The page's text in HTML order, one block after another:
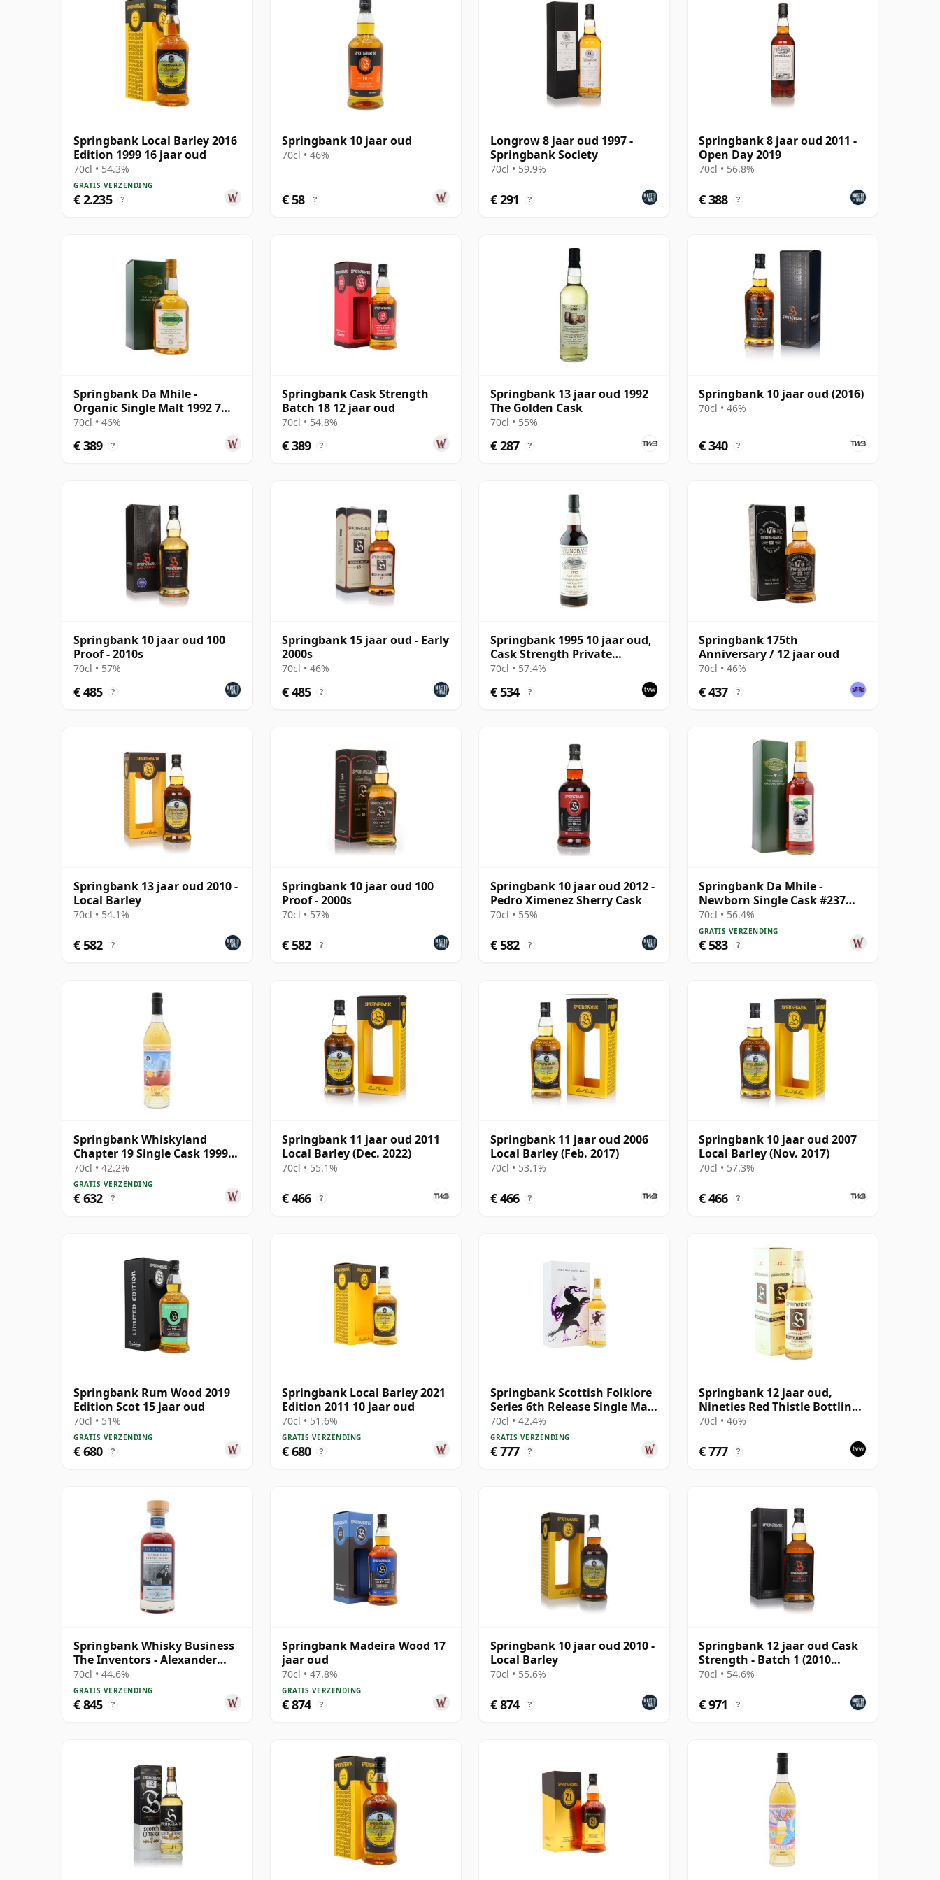
Springbank Local Barley 2016
Edition 1999 16 jaar oud
70cl • 54.3%
GRATIS VERZENDING
€ 2.235 ?
Springbank 10 jaar oud
70cl • 46%
€ 58 ?
Longrow 8 jaar oud 1997 -
Springbank Society
70cl • 59.9%
€ 291 ?
Springbank 8 jaar oud 2011 -
Open Day 2019
70cl • 56.8%
€ 388 ?
Springbank Da Mhile -
Organic Single Malt 1992 7
jaar oud
70cl • 46%
€ 389 ?
Springbank Cask Strength
Batch 18 12 jaar oud
70cl • 54.8%
€ 389 ?
Springbank 13 jaar oud 1992
The Golden Cask
70cl • 55%
€ 287 ?
Springbank 10 jaar oud (2016)
70cl • 46%
€ 340 ?
Springbank 10 jaar oud 100
Proof - 2010s
70cl • 57%
€ 485 ?
Springbank 15 jaar oud - Early
2000s
70cl • 46%
€ 485 ?
Springbank 1995 10 jaar oud,
Cask Strength Private
Bottling - Port Cask #446
70cl • 57.4%
€ 534 ?
Springbank 175th
Anniversary / 12 jaar oud
70cl • 46%
€ 437 ?
Springbank 13 jaar oud 2010 -
Local Barley
70cl • 54.1%
€ 582 ?
Springbank 10 jaar oud 100
Proof - 2000s
70cl • 57%
€ 582 ?
Springbank 10 jaar oud 2012 -
Pedro Ximenez Sherry Cask
70cl • 55%
€ 582 ?
Springbank Da Mhile -
Newborn Single Cask #237
1992 15 jaar oud
70cl • 56.4%
GRATIS VERZENDING
€ 583 ?
Springbank Whiskyland
Chapter 19 Single Cask 1999
25 jaar oud
70cl • 42.2%
GRATIS VERZENDING
€ 632 ?
Springbank 11 jaar oud 2011
Local Barley (Dec. 2022)
70cl • 55.1%
€ 466 ?
Springbank 11 jaar oud 2006
Local Barley (Feb. 2017)
70cl • 53.1%
€ 466 ?
Springbank 10 jaar oud 2007
Local Barley (Nov. 2017)
70cl • 57.3%
€ 466 ?
Springbank Rum Wood 2019
Edition Scot 15 jaar oud
70cl • 51%
GRATIS VERZENDING
€ 680 ?
Springbank Local Barley 2021
Edition 2011 10 jaar oud
70cl • 51.6%
GRATIS VERZENDING
€ 680 ?
Springbank Scottish Folklore
Series 6th Release Single Malt
S 2000 21 jaar oud
70cl • 42.4%
GRATIS VERZENDING
€ 777 ?
Springbank 12 jaar oud,
Nineties Red Thistle Bottling
with Box
70cl • 46%
€ 777 ?
Springbank Whisky Business
The Inventors - Alexander
Graham B 1997 28 jaar oud
70cl • 44.6%
GRATIS VERZENDING
€ 845 ?
Springbank Madeira Wood 17
jaar oud
70cl • 47.8%
GRATIS VERZENDING
€ 874 ?
Springbank 10 jaar oud 2010 -
Local Barley
70cl • 55.6%
€ 874 ?
Springbank 12 jaar oud Cask
Strength - Batch 1 (2010
Release)
70cl • 54.6%
€ 971 ?